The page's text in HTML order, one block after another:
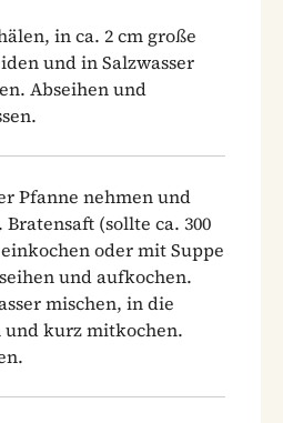
in ca. 2 cm große
und in Salzwasser
Abseihen und
Pfanne nehmen und
(sollte ca. 300
oder mit Suppe
und aufkochen.
mischen, in die
und kurz mitkochen.